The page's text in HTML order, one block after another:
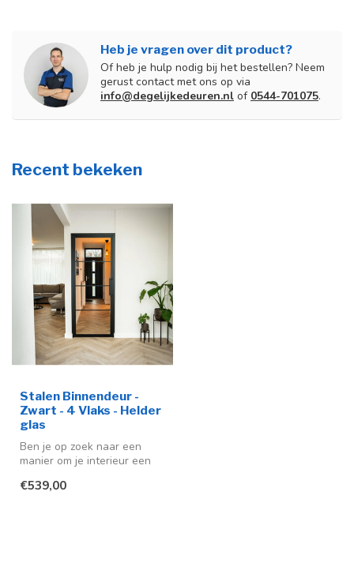
Heb je vragen over dit product?
Of heb je hulp nodig bij het bestellen? Neem
gerust contact met ons op via
info@degelijkedeuren.nl of 0544-701075.
Recent bekeken
Stalen Binnendeur -
Zwart - 4 Vlaks - Helder
glas
Ben je op zoek naar een
manier om je interieur een
uitstra...
€539,00